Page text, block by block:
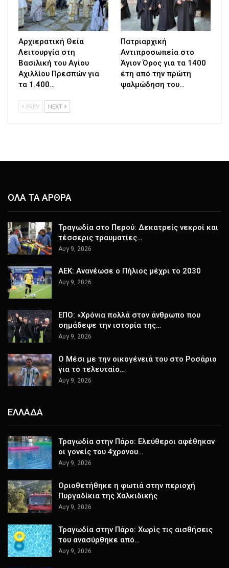
Αρχιερατική Θεία
Λειτουργία στη
Βασιλική του Αγίου
Αχιλλίου Πρεσπών για
τα 1.400…
Πατριαρχική
Αντιπροσωπεία στο
Άγιον Όρος για τα 1400
έτη από την πρώτη
ψαλμώδηση του…
PREV NEXT
ΟΛΑ ΤΑ ΑΡΘΡΑ
Τραγωδία στο Περού: Δεκατρείς νεκροί και
τέσσερις τραυματίες…
Αυγ 9, 2026
ΑΕΚ: Ανανέωσε ο Πήλιος μέχρι το 2030
Αυγ 9, 2026
ΕΠΟ: «Χρόνια πολλά στον άνθρωπο που
σημάδεψε την ιστορία της…
Αυγ 9, 2026
Ο Μέσι με την οικογένειά του στο Ροσάριο
για το τελευταίο…
Αυγ 9, 2026
ΕΛΛΑΔΑ
Τραγωδία στην Πάρο: Ελεύθεροι αφέθηκαν
οι γονείς του 4χρονου…
Αυγ 9, 2026
Οριοθετήθηκε η φωτιά στην περιοχή
Πυργαδίκια της Χαλκιδικής
Αυγ 9, 2026
Τραγωδία στην Πάρο: Χωρίς τις αισθήσεις
του ανασύρθηκε από…
Αυγ 9, 2026